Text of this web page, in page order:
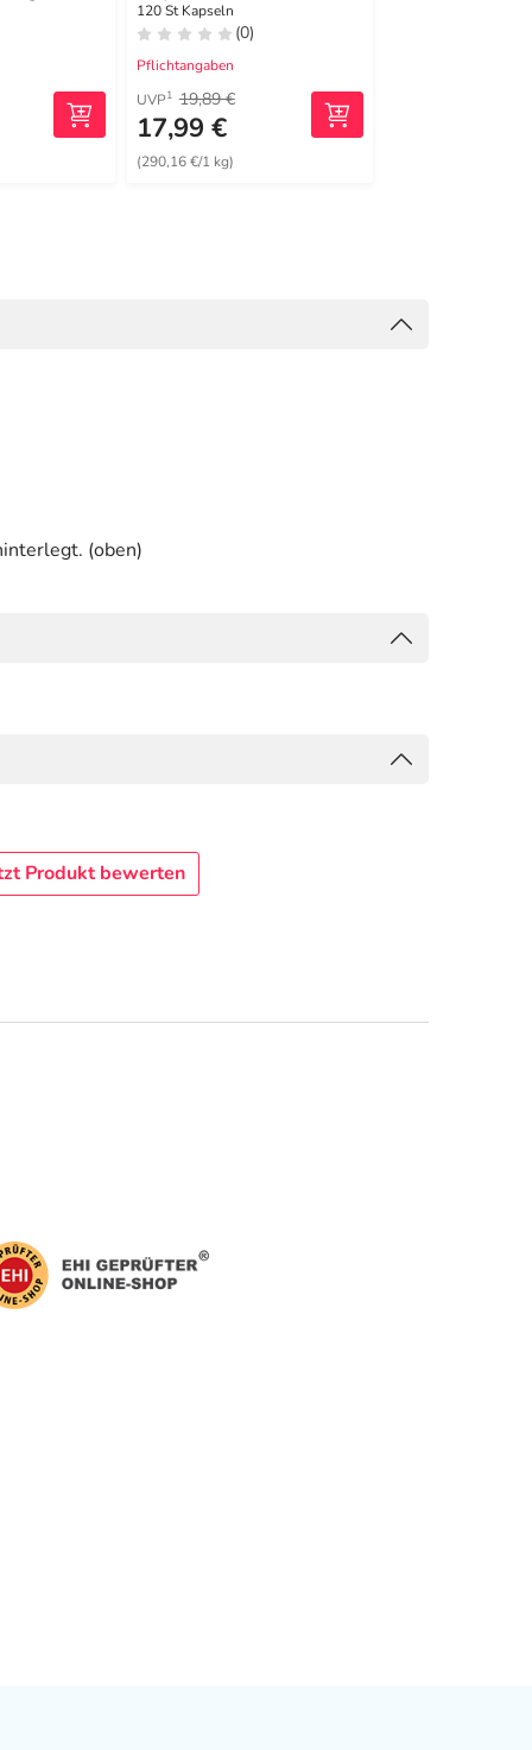
120 St Kapseln
(0)
Pflichtangaben
UVP1 19,89 €
17,99 €
(290,16 €/1 kg)
(oben)
Produkt bewerten